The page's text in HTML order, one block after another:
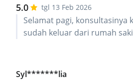
5.0 tgl 13 Feb 2026
Selamat pagi, konsultasinya
sudah keluar dari rumah
Syl*******lia